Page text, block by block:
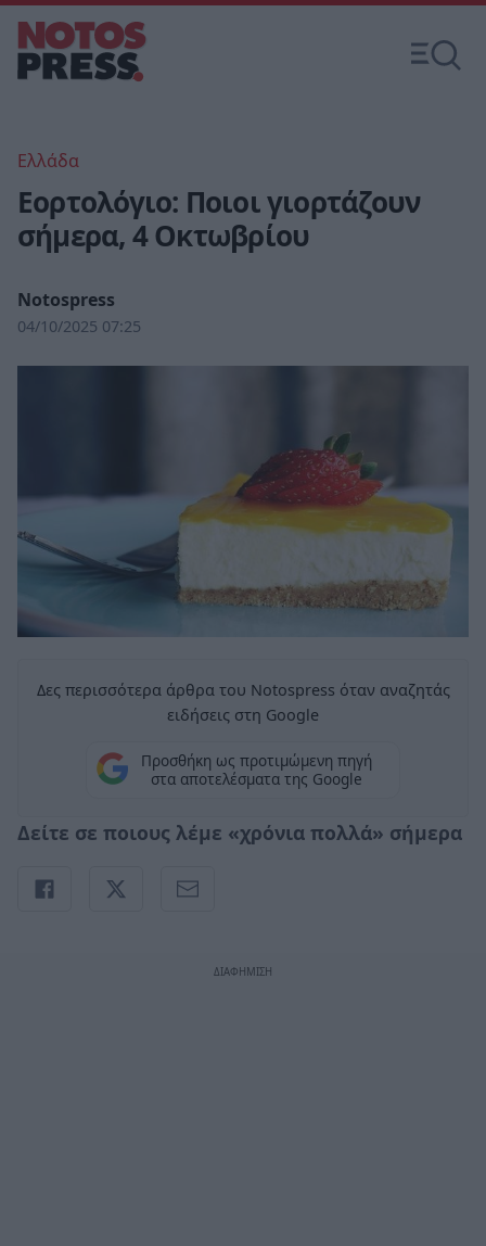
Ελλάδα
Εορτολόγιο: Ποιοι γιορτάζουν
σήμερα, 4 Οκτωβρίου
Notospress
04/10/2025 07:25
Δες περισσότερα άρθρα του Notospress όταν αναζητάς
ειδήσεις στη Google
Προσθήκη ως προτιμώμενη πηγή
στα αποτελέσματα της Google
Δείτε σε ποιους λέμε «χρόνια πολλά» σήμερα